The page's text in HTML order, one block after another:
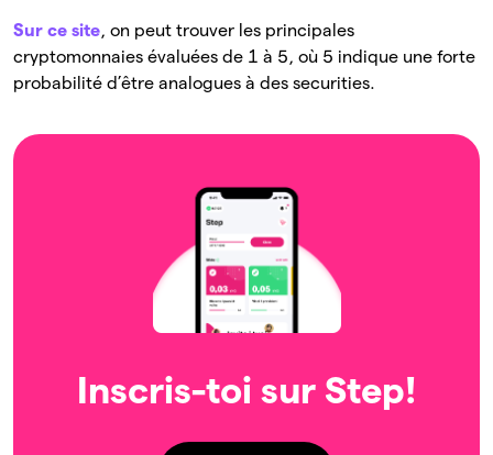
Sur ce site, on peut trouver les principales
cryptomonnaies évaluées de 1 à 5, où 5 indique une forte
probabilité d’être analogues à des securities.
Inscris-toi sur Step!